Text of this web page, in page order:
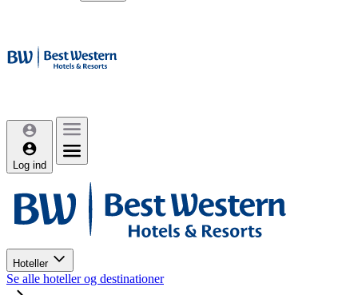
Log ind
Hoteller
Se alle hoteller og destinationer